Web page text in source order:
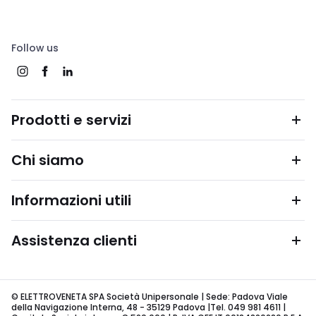
Follow us
Prodotti e servizi
Chi siamo
Informazioni utili
Assistenza clienti
© ELETTROVENETA SPA Società Unipersonale | Sede: Padova Viale
della Navigazione Interna, 48 - 35129 Padova |Tel. 049 981 4611 |